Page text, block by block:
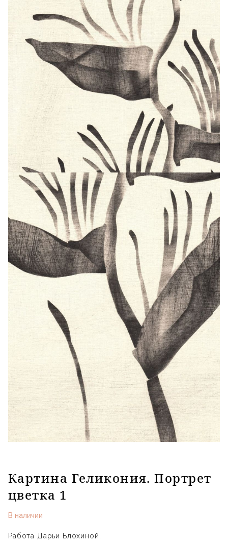
Картина Геликония. Портрет
цветка 1
В наличии
Работа Дарьи Блохиной.